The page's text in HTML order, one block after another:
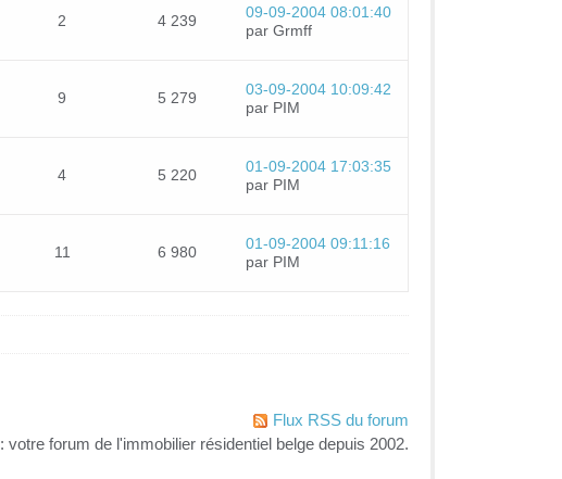
2 4 239
09-09-2004 08:01:40
par Grmff
9 5 279
03-09-2004 10:09:42
par PIM
4 5 220
01-09-2004 17:03:35
par PIM
11 6 980
01-09-2004 09:11:16
par PIM
Flux RSS du forum
: votre forum de l'immobilier résidentiel belge depuis 2002.